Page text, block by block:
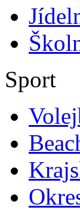
Sport